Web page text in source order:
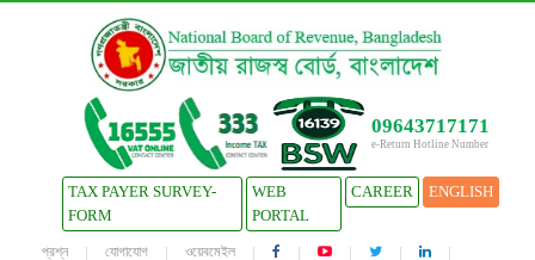
09643717171
e-Return Hotline Number
TAX PAYER SURVEY-
FORM
WEB
PORTAL
CAREER ENGLISH
প্রশ্ন যোগাযোগ ওয়েবমেইল